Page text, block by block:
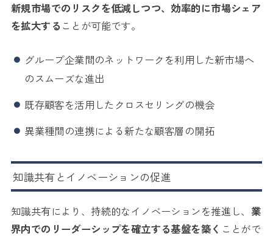
新規市場でのリスクを低減しつつ、効率的に市場シェア
を拡大する ことが可能です。
グループ企業間のネットワークを利用した新市場へ
のスムーズな進出
既存顧客を活用したクロスセリングの機会
異業種間の連携による新たな顧客層の開拓
知識共有とイノベーションの促進
知識共有により、持続的なイノベーションを推進し、 業
界内でのリーダーシップを確立する基盤を築く ことがで